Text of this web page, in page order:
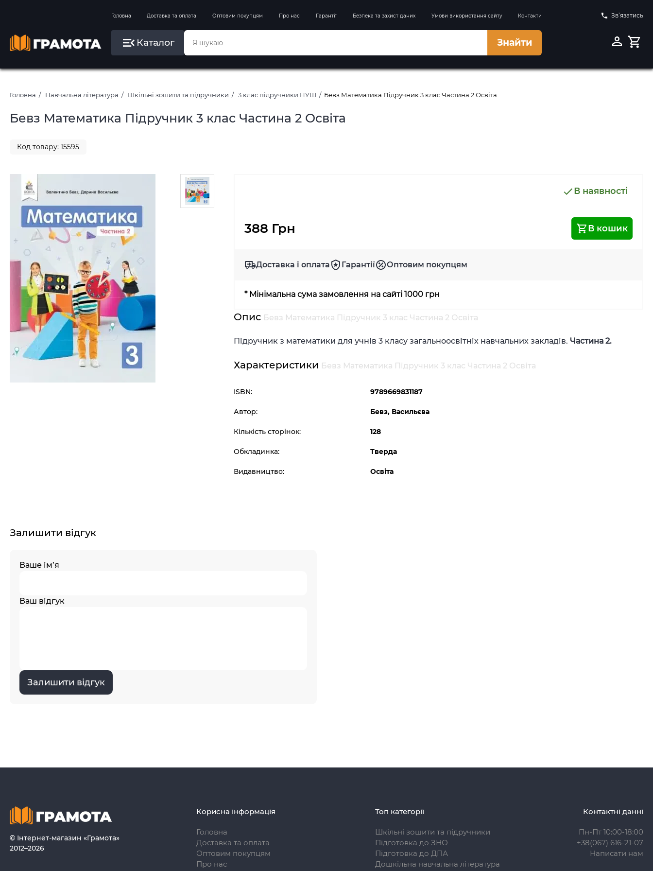
Головна Доставка та оплата Оптовим покупцям Про нас Гарантії Безпека та захист даних Умови використання сайту Контакти Зв’язатись
Каталог Знайти
Вправи на зимові канікули
Літо, пляж, плавання, басейни
Картини за номерами
Головна Навчальна література Шкільні зошити та підручники 3 клас підручники НУШ Бевз Математика Підручник 3 клас Частина 2 Освіта
Бевз Математика Підручник 3 клас Частина 2 Освіта
Код товару: 15595
В наявності
388 Грн В кошик
Доставка і оплата Гарантії Оптовим покупцям
* Мінімальна сума замовлення на сайті 1000 грн
Опис Бевз Математика Підручник 3 клас Частина 2 Освіта
Підручник з математики для учнів 3 класу загальноосвітніх навчальних закладів.Частина 2.
Характеристики Бевз Математика Підручник 3 клас Частина 2 Освіта
ISBN: 9789669831187
Автор: Бевз, Васильєва
Кількість сторінок: 128
Обкладинка: Тверда
Видавництво: Освіта
Залишити відгук
Ваше ім’я
Ваш відгук
Залишити відгук
© Інтернет-магазин «Грамота»
2012–2026
Корисна інформація
Головна
Доставка та оплата
Оптовим покупцям
Про нас
Топ категорії
Шкільні зошити та підручники
Підготовка до ЗНО
Підготовка до ДПА
Дошкільна навчальна література
Контактні данні
Пн-Пт 10:00-18:00
+38(067) 616-21-07
Написати нам